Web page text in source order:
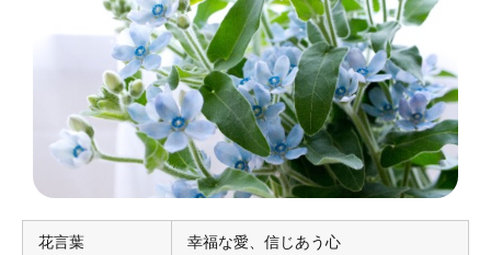
花言葉 幸福な愛、信じあう心